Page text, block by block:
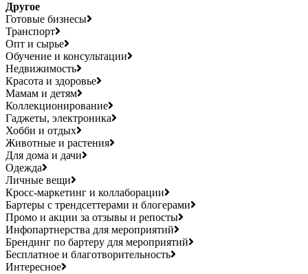
Другое
Готовые бизнесы
Транспорт
Опт и сырье
Обучение и консультации
Недвижимость
Красота и здоровье
Мамам и детям
Коллекционирование
Гаджеты, электроника
Хобби и отдых
Животные и растения
Для дома и дачи
Одежда
Личные вещи
Кросс-маркетинг и коллаборации
Бартеры с трендсеттерами и блогерами
Промо и акции за отзывы и репосты
Инфопартнерства для мероприятий
Брендинг по бартеру для мероприятий
Бесплатное и благотворительность
Интересное